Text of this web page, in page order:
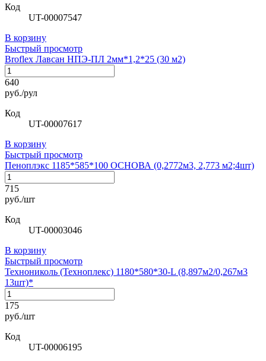
Код
UT-00007547
В корзину
Быстрый просмотр
Broflex Лавсан НПЭ-ПЛ 2мм*1,2*25 (30 м2)
640
руб./рул
Код
UT-00007617
В корзину
Быстрый просмотр
Пеноплэкс 1185*585*100 ОСНОВА (0,2772м3, 2,773 м2;4шт)
715
руб./шт
Код
UT-00003046
В корзину
Быстрый просмотр
Технониколь (Техноплекс) 1180*580*30-L (8,897м2/0,267м3
13шт)*
175
руб./шт
Код
UT-00006195